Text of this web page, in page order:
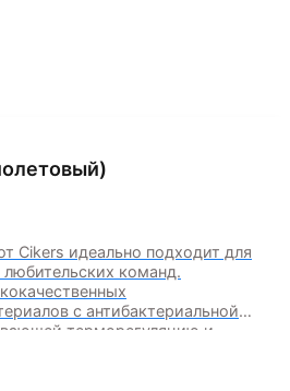
и стильным
смены дизайна продукта —
смены цвета продукта
смены цвета
Cikers идеально подходит для
команд.
с антибактериальной
терморегуляцию и
и стильным